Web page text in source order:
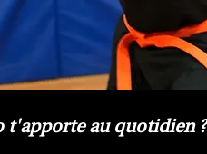
t'apporte au quotidien ?